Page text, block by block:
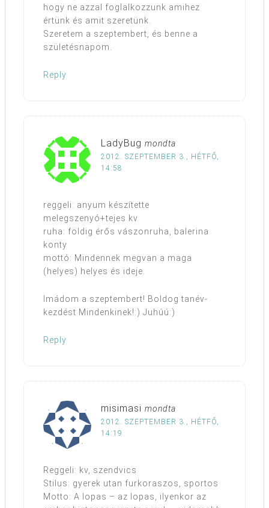
hogy ne azzal foglalkozzunk amihez
értünk és amit szeretünk.
Szeretem a szeptembert, és benne a
születésnapom.
Reply
LadyBug mondta
2012. SZEPTEMBER 3., HÉTFŐ,
14:58
reggeli: anyum készítette
melegszenyó+tejes kv
ruha: földig érős vászonruha, balerina
konty
mottó: Mindennek megvan a maga
(helyes) helyes és ideje.
Imádom a szeptembert! Boldog tanév-
kezdést Mindenkinek!:) Juhúú:)
Reply
misimasi mondta
2012. SZEPTEMBER 3., HÉTFŐ,
14:19
Reggeli: kv, szendvics
Stilus: gyerek utan furkoraszos, sportos
Motto: A lopas – az lopas, ilyenkor az